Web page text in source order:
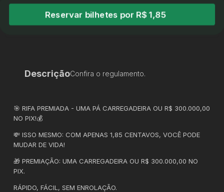
Reservar bilhetes por R$ 1,85
DescriçãoConfira o regulamento.
🎯 RIFA PREMIADA - UMA PÁ CARREGADEIRA OU R$ 300.000,00
NO PIX!💰
💸 ISSO MESMO: COM APENAS 1,85 CENTAVOS, VOCÊ PODE
MUDAR DE VIDA!
🎁 PREMIAÇÃO: UMA CARREGADEIRA OU R$ 300.000,00 NO
PIX.
RÁPIDO, FÁCIL, SEM ENROLAÇÃO.